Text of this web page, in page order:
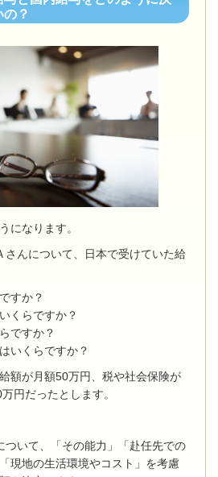
？
になります。
さんについて、日本で受けていた給
すか？
くらですか？
ですか？
いくらですか？
額が月額50万円、税や社会保険が
円だったとします。
いて、「その能力」「赴任先での
現地の生活環境やコスト」を考慮